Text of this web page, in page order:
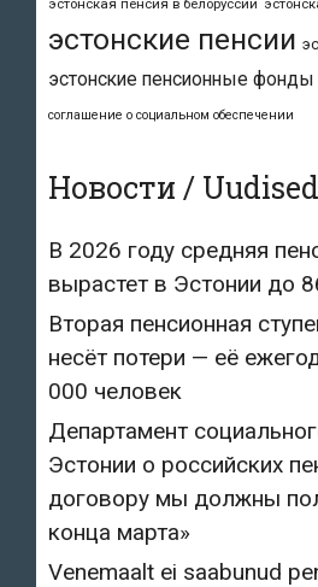
эстонская пенсия в белоруссии
эстонские пенсии
эстонские пенсионные фонды
соглашение о социальном обеспечении
Новости / Uudised
В 2026 году средняя
вырастет в Эстонии до
Вторая пенсионная
несёт потери — её
000 человек
Департамент
Эстонии о российских
договору мы должны
конца марта»
Venemaalt ei saabunud